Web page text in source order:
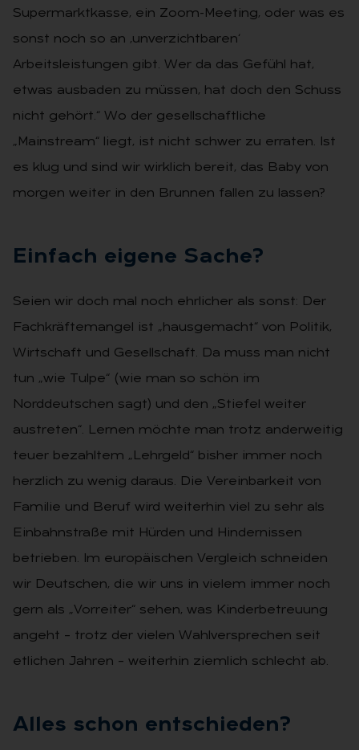
Supermarktkasse, ein Zoom-Meeting, oder was es
sonst noch so an ‚unverzichtbaren‘
Arbeitsleistungen gibt. Wer da das Gefühl hat,
etwas ausbaden zu müssen, hat doch den Schuss
nicht gehört.“ Wo der gesellschaftliche
„Mainstream“ liegt, ist nicht schwer zu erraten. Ist
es klug und sind wir wirklich bereit, das Baby von
morgen weiter in den Brunnen fallen zu lassen?
Ein­fach ei­ge­ne Sa­che?
Seien wir doch mal noch ehrlicher als sonst: Der
Fachkräftemangel ist „hausgemacht“ von Politik,
Wirtschaft und Gesellschaft. Da muss man nicht
tun „wie Tulpe“ (wie man so schön im
Norddeutschen sagt) und den „Stiefel weiter
austreten“. Lernen möchte man trotz anderweitig
teuer bezahltem „Lehrgeld“ bisher immer noch
herzlich zu wenig daraus. Die Vereinbarkeit von
Familie und Beruf wird weiterhin viel zu sehr als
Einbahnstraße mit Hürden und Hindernissen
betrieben. Im europäischen Vergleich schneiden
wir Deutschen, die wir uns in vielem immer noch
gern als „Vorreiter“ sehen, was Kinderbetreuung
angeht – trotz der vielen Wahlversprechen seit
etlichen Jahren – weiterhin ziemlich schlecht ab.
Al­les schon ent­schie­den?